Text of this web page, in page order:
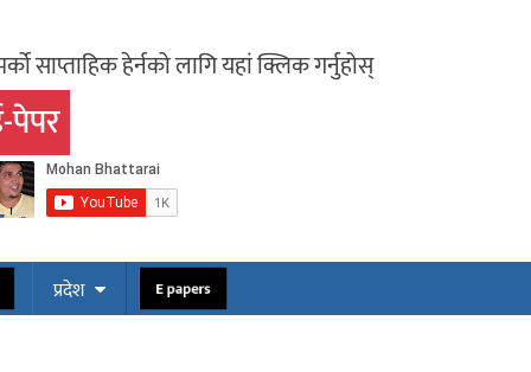
साप्ताहिक हेर्नको लागि यहां क्लिक गर्नुहोस्
पेपर
प्रदेश E papers